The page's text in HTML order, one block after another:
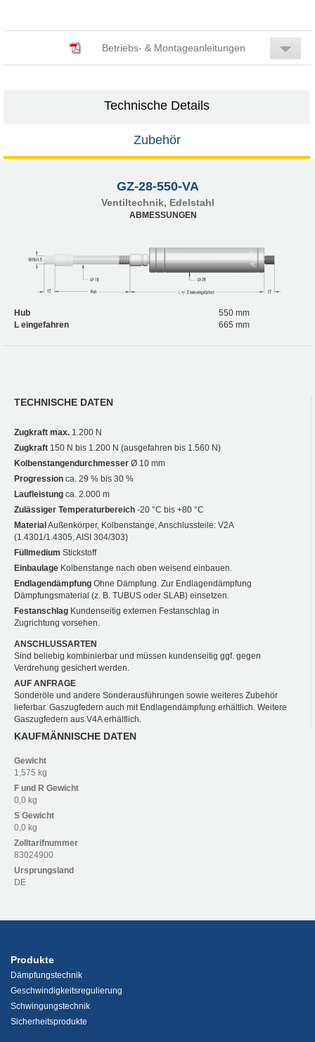
Betriebs- & Montageanleitungen
Technische Details
Zubehör
GZ-28-550-VA
Ventiltechnik, Edelstahl
ABMESSUNGEN
Hub
550 mm
L eingefahren
665 mm
TECHNISCHE DATEN
Zugkraft max. 1.200 N
Zugkraft 150 N bis 1.200 N (ausgefahren bis 1.560 N)
Kolbenstangendurchmesser Ø 10 mm
Progression ca. 29 % bis 30 %
Laufleistung ca. 2.000 m
Zulässiger Temperaturbereich -20 °C bis +80 °C
Material Außenkörper, Kolbenstange, Anschlussteile: V2A
(1.4301/1.4305, AISI 304/303)
Füllmedium Stickstoff
Einbaulage Kolbenstange nach oben weisend einbauen.
Endlagendämpfung Ohne Dämpfung. Zur Endlagendämpfung
Dämpfungsmaterial (z. B. TUBUS oder SLAB) einsetzen.
Festanschlag Kundenseitig externen Festanschlag in
Zugrichtung vorsehen.
ANSCHLUSSARTEN
Sind beliebig kombinierbar und müssen kundenseitig ggf. gegen
Verdrehung gesichert werden.
AUF ANFRAGE
Sonderöle und andere Sonderausführungen sowie weiteres Zubehör
lieferbar. Gaszugfedern auch mit Endlagendämpfung erhältlich. Weitere
Gaszugfedern aus V4A erhältlich.
KAUFMÄNNISCHE DATEN
Gewicht
1,575 kg
F und R Gewicht
0,0 kg
S Gewicht
0,0 kg
Zolltarifnummer
83024900
Ursprungsland
DE
Produkte
Dämpfungstechnik
Geschwindigkeitsregulierung
Schwingungstechnik
Sicherheitsprodukte